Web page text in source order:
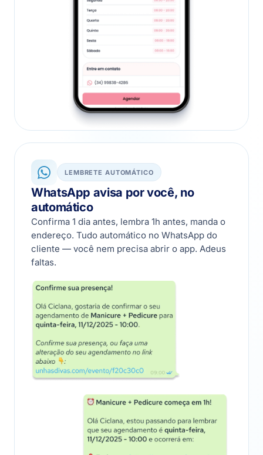
LEMBRETE AUTOMÁTICO
WhatsApp avisa por você, no
automático
Confirma 1 dia antes, lembra 1h antes, manda o
endereço. Tudo automático no WhatsApp do
cliente — você nem precisa abrir o app. Adeus
faltas.